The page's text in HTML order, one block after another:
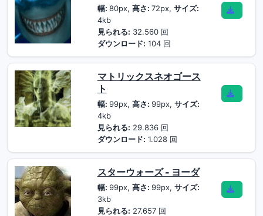
幅: 80px, 高さ: 72px, サイズ:
4kb
見られる: 32.560 回
ダウンロード: 104 回
マトリックスネオゴース
ト
幅: 99px, 高さ: 99px, サイズ:
4kb
見られる: 29.836 回
ダウンロード: 1.028 回
スターウォーズ - ヨーダ
幅: 99px, 高さ: 99px, サイズ:
3kb
見られる: 27.657 回